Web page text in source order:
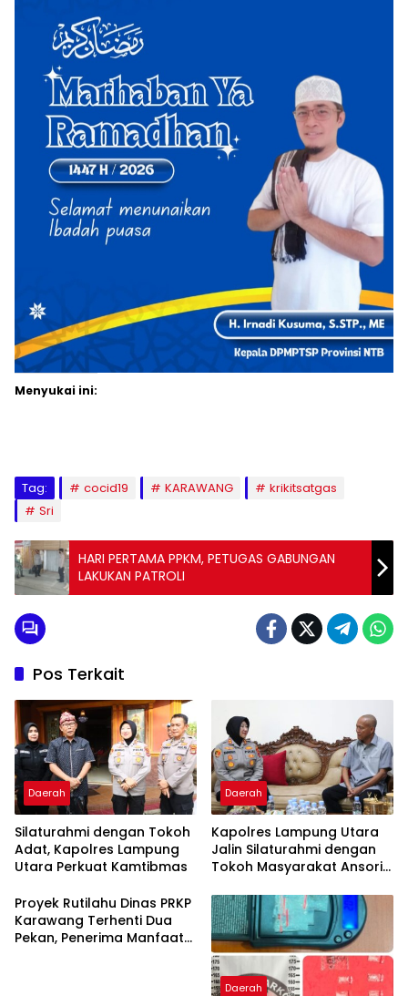
Menyukai ini:
Tag: cocid19 KARAWANG
krikitsatgas
Sri
HARI PERTAMA PPKM, PETUGAS GABUNGAN
LAKUKAN PATROLI
Pos Terkait
Daerah
Silaturahmi dengan Tokoh
Adat, Kapolres Lampung
Utara Perkuat Kamtibmas
Daerah
Kapolres Lampung Utara
Jalin Silaturahmi dengan
Tokoh Masyarakat Ansori
Proyek Rutilahu Dinas PRKP
Karawang Terhenti Dua
Pekan, Penerima Manfaat
Daerah